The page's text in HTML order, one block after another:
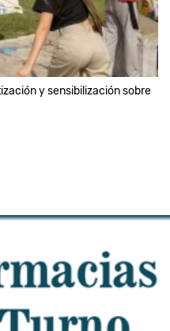
y sensibilización sobre